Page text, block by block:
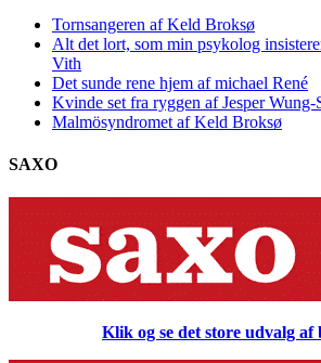
Tornsangeren af Keld Broksø
Alt det lort, som min psykolog
Vith
Det sunde rene hjem af michael René
Kvinde set fra ryggen af Jesper Wung-
Malmösyndromet af Keld Broksø
SAXO
Klik og se det store udvalg af